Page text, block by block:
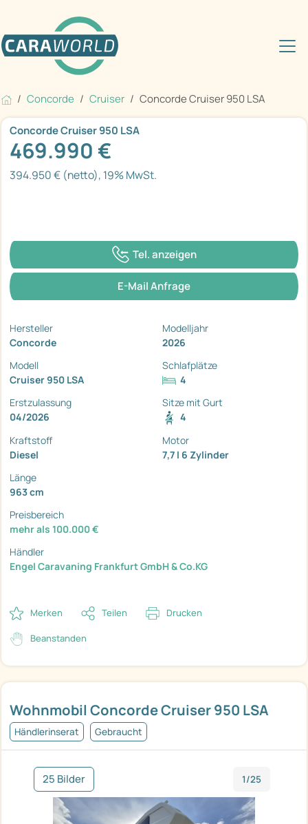
Concorde Cruiser Concorde Cruiser 950 LSA
Wohnmobil Concorde Cruiser 950 LSA
Händlerinserat Gebraucht
25 Bilder 1/25
Concorde Cruiser 950 LSA
469.990 €
394.950 € (netto), 19% MwSt.
Tel. anzeigen
E-Mail Anfrage
Hersteller
Concorde
Modelljahr
2026
Modell
Cruiser 950 LSA
Schlafplätze
4
Erstzulassung
04/2026
Sitze mit Gurt
4
Kraftstoff
Diesel
Motor
7,7 l 6 Zylinder
Länge
963 cm
Preisbereich
mehr als 100.000 €
Händler
Engel Caravaning Frankfurt GmbH & Co.KG
Merken Teilen Drucken
Beanstanden